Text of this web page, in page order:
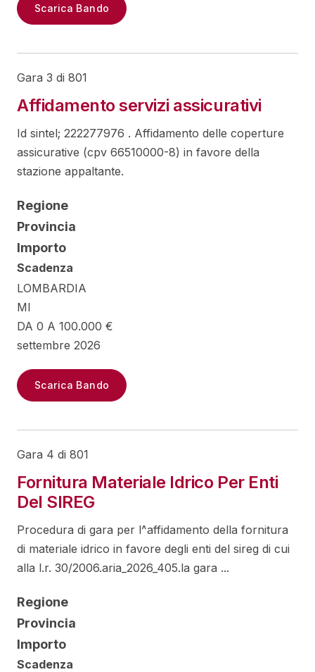
Scarica Bando
Gara 3 di 801
Affidamento servizi assicurativi
Id sintel; 222277976 . Affidamento delle coperture
assicurative (cpv 66510000-8) in favore della
stazione appaltante.
Regione
Provincia
Importo
Scadenza
LOMBARDIA
MI
DA 0 A 100.000 €
settembre 2026
Scarica Bando
Gara 4 di 801
Fornitura Materiale Idrico Per Enti
Del SIREG
Procedura di gara per l^affidamento della fornitura
di materiale idrico in favore degli enti del sireg di cui
alla l.r. 30/2006.aria_2026_405.la gara ...
Regione
Provincia
Importo
Scadenza